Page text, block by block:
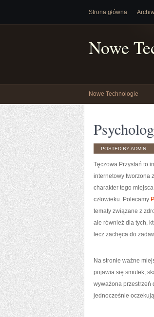
Strona główna
Nowe
Nowe Technologie
POSTED BY ADMIN
Tęczowa Przystań to
internetowy tworzona
charakter tego
człowieku. Polecamy
tematy związane z
ale również dla tych,
lecz zachęca do
Na stronie ważne
pojawia się smutek,
wyważona przestrzeń
jednocześnie